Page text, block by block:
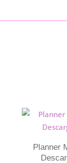
Planner